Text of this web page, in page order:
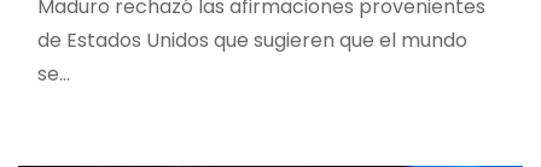
Maduro rechazó las afirmaciones provenientes
de Estados Unidos que sugieren que el mundo
se…